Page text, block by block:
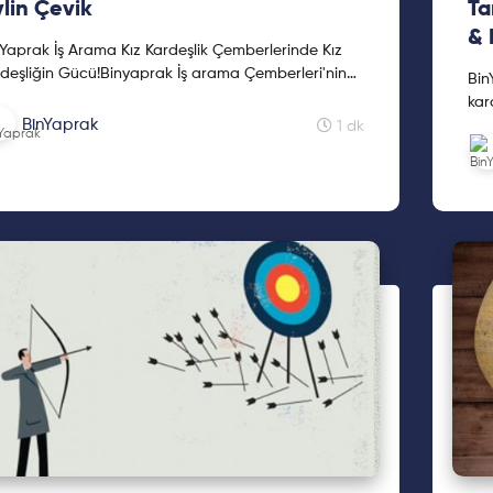
Çevik
İş Arama Kız Kardeşlik Çemberlerinde Kız
Gücü!Binyaprak İş arama Çemberleri'nin
BinYaprak 1 dk
&